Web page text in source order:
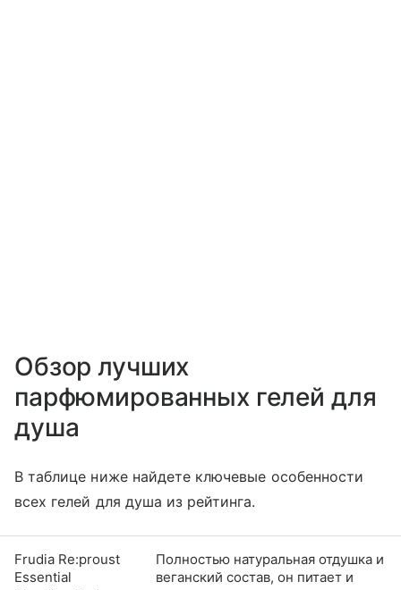
Обзор лучших
парфюмированных гелей для
душа
В таблице ниже найдете ключевые особенности
всех гелей для душа из рейтинга.
Frudia Re:proust
Essential
Полностью натуральная отдушка и
веганский состав, он питает и